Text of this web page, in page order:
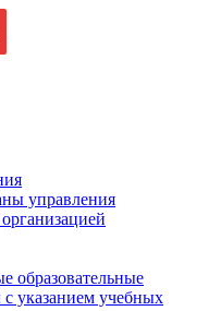
управления
образовательные
указанием учебных